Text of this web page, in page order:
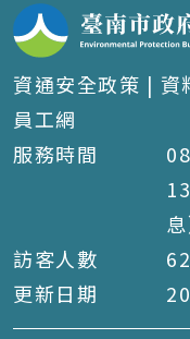
資通安全政策 | 資
員工網
服務時間
息
訪客人數
更新日期